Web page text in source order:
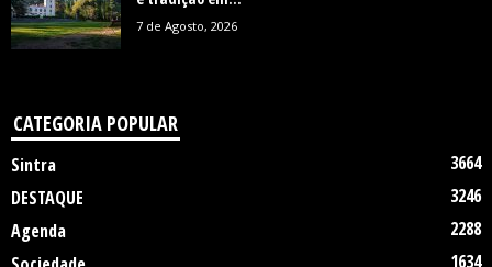
7 de Agosto, 2026
CATEGORIA POPULAR
Sintra
3664
DESTAQUE
3246
Agenda
2288
1634